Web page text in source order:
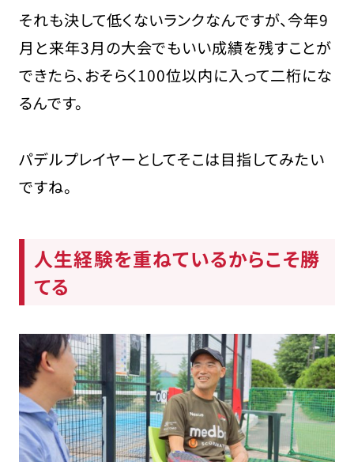
それも決して低くないランクなんですが、今年9
月と来年3月の大会でもいい成績を残すことが
できたら、おそらく100位以内に入って二桁にな
るんです。
パデルプレイヤーとしてそこは目指してみたい
ですね。
人生経験を重ねているからこそ勝
てる